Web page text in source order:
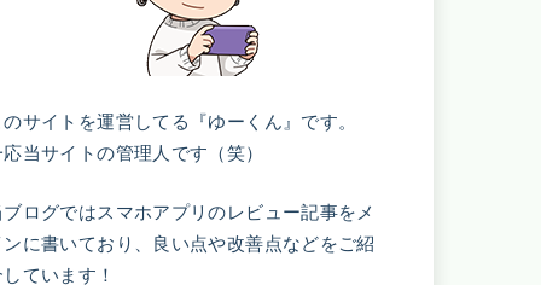
サイトを運営してる『ゆーくん』です。
当サイトの管理人です（笑）
ログではスマホアプリのレビュー記事をメ
に書いており、良い点や改善点などをご紹
ています！